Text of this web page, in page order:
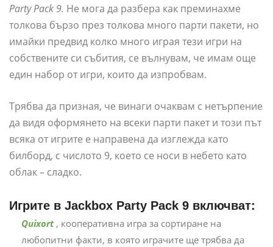
Party Pack 9. Не мога да разбера как преминахме
толкова бързо през толкова много парти пакети, но
имайки предвид колко много играя тези игри на
собствените си събития, се вълнувам, че имам още
един набор от игри, които да изпробвам.
Трябва да призная, че винаги очаквам с нетърпение
да видя оформянето на всеки парти пакет и този път
всяка от игрите е направена да изглежда като
билборд, с числото 9, което се носи в небето като
облак – сладко.
Игрите в Jackbox Party Pack 9 включват:
Quixort , кооперативна игра за сортиране на
любопитни факти, в която играчите ще трябва да